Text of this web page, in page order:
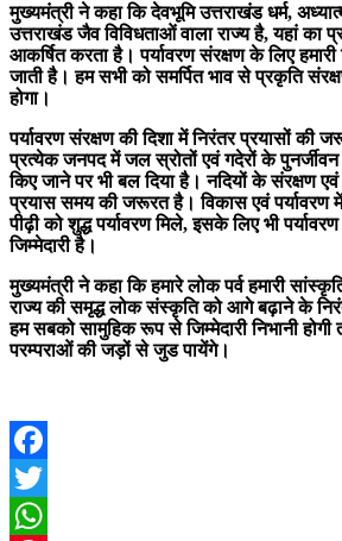
मुख्यमंत्री ने कहा कि देवभूमि उत्तराखंड धर्म,
उत्तराखंड जैव विविधताओं वाला राज्य है, यहां का
आकर्षित करता है। पर्यावरण संरक्षण के लिए
जाती है। हम सभी को समर्पित भाव से प्रकृति
होगा।
पर्यावरण संरक्षण की दिशा में निरंतर प्रयासों की
प्रत्येक जनपद में जल स्रोतों एवं गदेरों के पुनर्जीवन
किए जाने पर भी बल दिया है। नदियों के संरक्षण
प्रयास समय की जरूरत है। विकास एवं
पीढ़ी को शुद्ध पर्यावरण मिले, इसके लिए भी
जिम्मेदारी है।
मुख्यमंत्री ने कहा कि हमारे लोक पर्व हमारी
राज्य की समृद्ध लोक संस्कृति को आगे बढ़ाने के
हम सबको सामुहिक रूप से जिम्मेदारी निभानी
परम्पराओं की जड़ों से जुड पायेंगे।
Facebook
Twitter